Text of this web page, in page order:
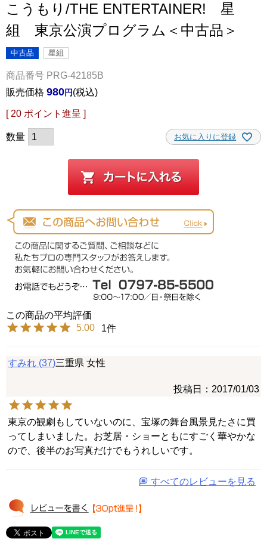
こうもり/THE ENTERTAINER! 星
組 東京公演プログラム＜中古品＞
中古品 星組
商品番号 PRG-42185B
販売価格 980 税込
[ 20 ポイント進呈 ]
お気に入りに登録
5.00 1
すみれ 37 三重県 女性
投稿日 2017/01/03
東京の観劇もしていないのに、宝塚の舞台風景見たさに買
ってしまいました。お芝居・ショーともにすごく華やかな
ので、後半のお写真だけでもうれしいです。
すべてのレビューを見る